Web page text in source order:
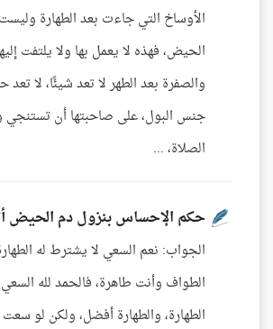
الأوساخ التي جاءت بعد الطهارة
الحيض، فهذه لا يعمل بها ولا يلتفت
والصفرة بعد الطهر لا تعد شيئًا، لا
جنس البول، على صاحبتها أن
الصلاة، ...
حكم الإحساس بنزول دم الحيض
الجواب: نعم السعي لا يشترط له
الطواف وأنت طاهرة، فالحمد لله
الطهارة، والطهارة أفضل، ولكن لو سعت